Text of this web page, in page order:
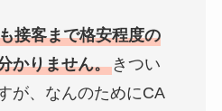
接客まで格安程度の
かりません。きつい
が、なんのためにCA